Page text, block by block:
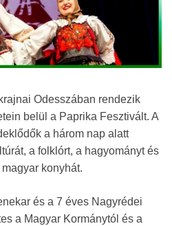
Odesszában rendezik
belül a Paprika Fesztivált. A
a három nap alatt
a folklórt, a hagyományt és
konyhát.
és a 7 éves Nagyrédei
a Magyar Kormánytól és a